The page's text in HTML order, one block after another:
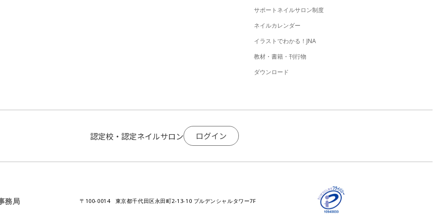
サポートネイルサロン制度
ネイルカレンダー
イラストでわかる！JNA
教材・書籍・刊行物
ダウンロード
認定校・認定ネイルサロン ログイン
務局 〒100-0014 東京都千代田区永田町2-13-10 プルデンシャルタワー7F